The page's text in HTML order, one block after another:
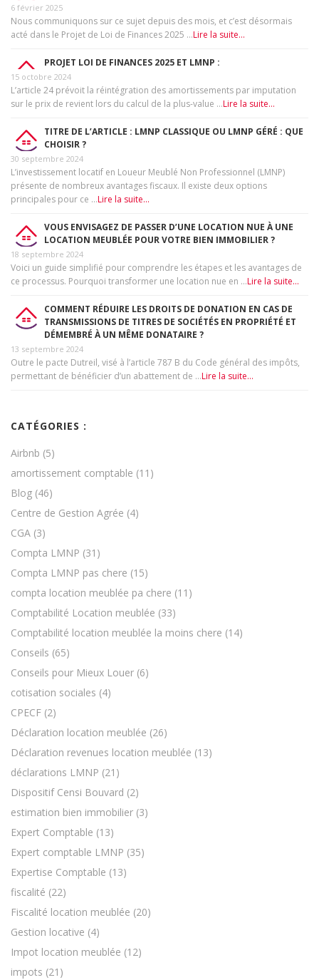
6 février 2025
Nous communiquons sur ce sujet depuis des mois, et c’est désormais
acté dans le Projet de Loi de Finances 2025 …Lire la suite...
PROJET LOI DE FINANCES 2025 ET LMNP :
15 octobre 2024
L’article 24 prévoit la réintégration des amortissements par imputation
sur le prix de revient lors du calcul de la plus-value …Lire la suite...
TITRE DE L’ARTICLE : LMNP CLASSIQUE OU LMNP GÉRÉ : QUE
CHOISIR ?
30 septembre 2024
L’investissement locatif en Loueur Meublé Non Professionnel (LMNP)
présente de nombreux avantages fiscaux. Il existe deux options
principales pour ce …Lire la suite...
VOUS ENVISAGEZ DE PASSER D’UNE LOCATION NUE À UNE
LOCATION MEUBLÉE POUR VOTRE BIEN IMMOBILIER ?
18 septembre 2024
Voici un guide simplifié pour comprendre les étapes et les avantages de
ce processus. Pourquoi transformer une location nue en …Lire la suite...
COMMENT RÉDUIRE LES DROITS DE DONATION EN CAS DE
TRANSMISSIONS DE TITRES DE SOCIÉTÉS EN PROPRIÉTÉ ET
DÉMEMBRÉ À UN MÊME DONATAIRE ?
13 septembre 2024
Outre le pacte Dutreil, visé à l’article 787 B du Code général des impôts,
permettant de bénéficier d’un abattement de …Lire la suite...
CATÉGORIES :
Airbnb (5)
amortissement comptable (11)
Blog (46)
Centre de Gestion Agrée (4)
CGA (3)
Compta LMNP (31)
Compta LMNP pas chere (15)
compta location meublée pa chere (11)
Comptabilité Location meublée (33)
Comptabilité location meublée la moins chere (14)
Conseils (65)
Conseils pour Mieux Louer (6)
cotisation sociales (4)
CPECF (2)
Déclaration location meublée (26)
Déclaration revenues location meublée (13)
déclarations LMNP (21)
Dispositif Censi Bouvard (2)
estimation bien immobilier (3)
Expert Comptable (13)
Expert comptable LMNP (35)
Expertise Comptable (13)
fiscalité (22)
Fiscalité location meublée (20)
Gestion locative (4)
Impot location meublée (12)
impots (21)